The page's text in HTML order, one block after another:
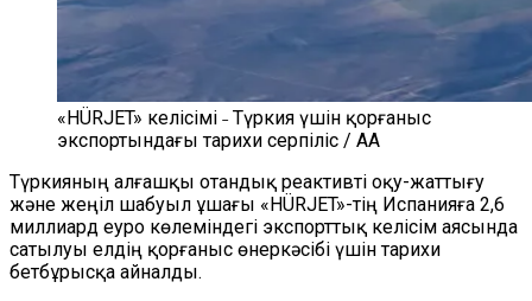
«HÜRJET» келісімі ˗ Түркия үшін қорғаныс
экспортындағы тарихи серпіліс / AA
Түркияның алғашқы отандық реактивті оқу-жаттығу
және жеңіл шабуыл ұшағы «HÜRJET»-тің Испанияға 2,6
миллиард еуро көлеміндегі экспорттық келісім аясында
сатылуы елдің қорғаныс өнеркәсібі үшін тарихи
бетбұрысқа айналды.